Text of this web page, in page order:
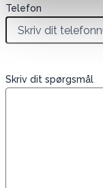
Telefon
Skriv dit spørgsmål